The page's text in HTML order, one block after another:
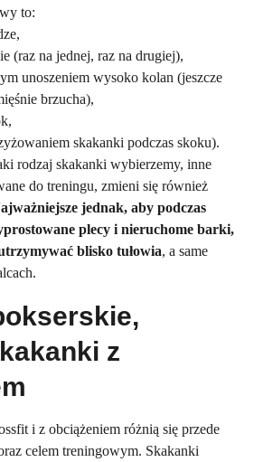
to:
(raz na jednej, raz na drugiej),
unoszeniem wysoko kolan (jeszcze
brzucha),
skakanki podczas skoku).
rodzaj skakanki wybierzemy, inne
do treningu, zmieni się również
jednak, aby podczas
plecy i nieruchome barki,
blisko tułowia, a same
z
i z obciążeniem różnią się przede
celem treningowym. Skakanki